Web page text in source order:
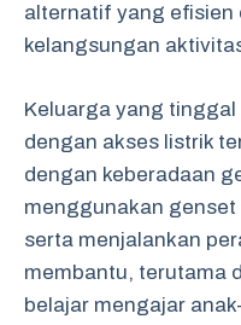
alternatif yang
kelangsungan
Keluarga yang
dengan akses listrik
dengan keberadaan
menggunakan
serta menjalankan
membantu, terutama
belajar mengajar